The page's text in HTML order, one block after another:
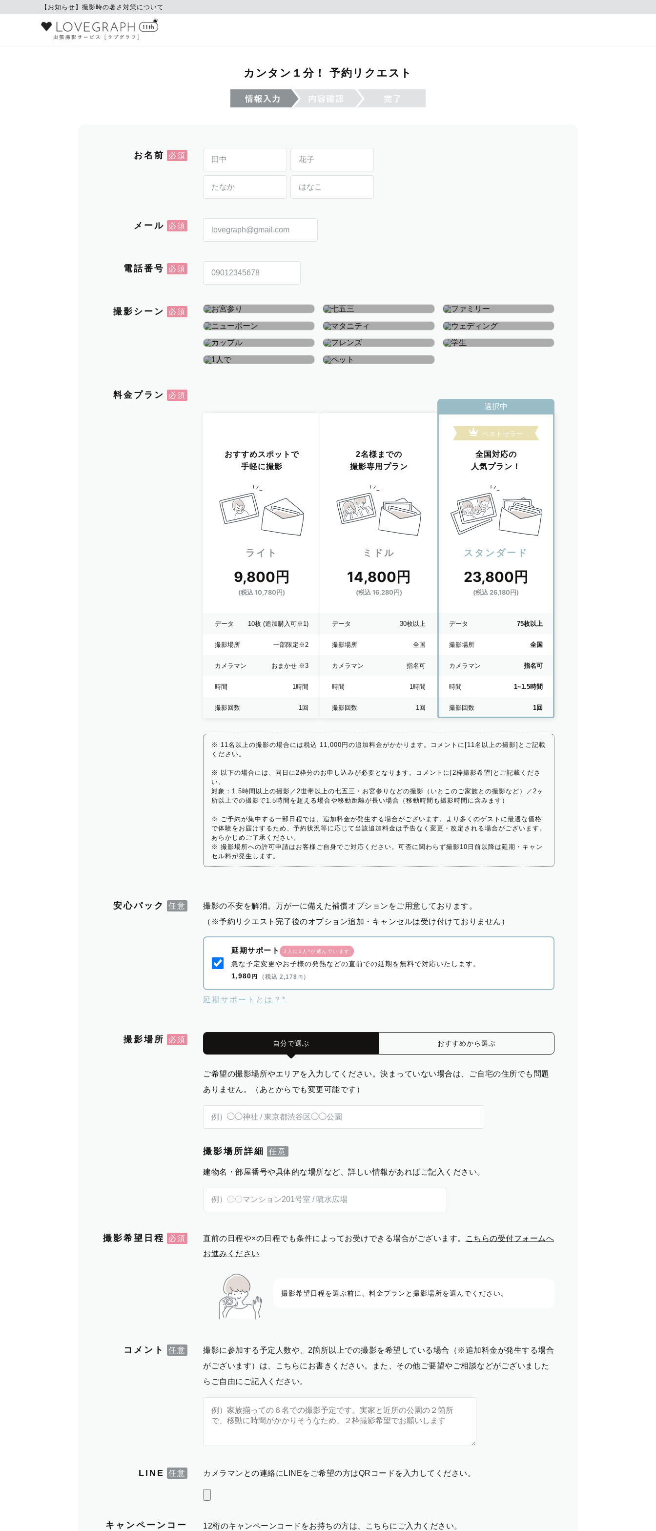
【お知らせ】撮影時の暑さ対策について
カンタン１分！ 予約リクエスト
お名前
メール
電話番号
撮影シーン
お宮参り・お食い初め
七五三
ファミリー
ニューボーン
マタニティ
ウェディング
料金プラン
おすすめスポットで
手軽に撮影
ライト
9,800円
(税込 10,780円)
データ 10枚 (追加購入可※1)
撮影場所 一部限定 ※2
カメラマン おまかせ ※3
時間 1時間
撮影回数 1回
2名様までの
撮影専用プラン
ミドル
14,800円
(税込 16,280円)
データ 30枚以上
撮影場所 全国
カメラマン 指名可
時間 1時間
撮影回数 1回
選択中
ベストセラー
全国対応の
人気プラン！
スタンダード
23,800円
(税込 26,180円)
データ 75枚以上
撮影場所 全国
カメラマン 指名可
時間 1~1.5時間
撮影回数 1回
※ 11名以上の撮影の場合には税込 11,000円の追加料金がかかります。コメントに[11名以上の撮影]とご記載
ください。
※ 以下の場合には、同日に2枠分のお申し込みが必要となります。コメントに[2枠撮影希望]とご記載くださ
い。
対象：1.5時間以上の撮影／2世帯以上の七五三・お宮参りなどの撮影（いとこのご家族との撮影など）／2ヶ
所以上での撮影で1.5時間を超える場合や移動距離が長い場合（移動時間も撮影時間に含みます）
※ ご予約が集中する一部日程では、追加料金が発生する場合がございます。より多くのゲストに最適な価格
で体験をお届けするため、予約状況等に応じて当該追加料金は予告なく変更・改定される場合がございます。
あらかじめご了承ください。
※ 撮影場所への許可申請はお客様ご自身でご対応ください。可否に関わらず撮影10日前以降は延期・キャン
セル料が発生します。
安心パック
撮影の不安を解消。万が一に備えた補償オプションをご用意しております。
（※予約リクエスト完了後のオプション追加・キャンセルは受け付けておりません）
延期サポート 3人に1人*が選んでいます
急な予定変更やお子様の発熱などの直前での延期を無料で対応いたします。
1,980 円 （税込 2,178 円 ）
延期サポートとは？*
撮影場所 自分で選ぶ おすすめから選ぶ
ご希望の撮影場所やエリアを入力してください。決まっていない場合は、ご自宅の住所でも問題
ありません。（あとからでも変更可能です）
撮影場所詳細
建物名・部屋番号や具体的な場所など、詳しい情報があればご記入ください。
撮影希望日程 直前の日程や×の日程でも条件によってお受けできる場合がございます。
こちらの受付フォームへ
お進みください
撮影希望日程を選ぶ前に、料金プランと撮影場所を選んでください。
コメント
撮影に参加する予定人数や、2箇所以上での撮影を希望している場合（※追加料金が発生する場合
がございます）は、こちらにお書きください。また、その他ご要望やご相談などがございました
らご自由にご記入ください。
LINE カメラマンとの連絡にLINEをご希望の方はQRコードを入力してください。
キャンペーンコー 12桁のキャンペーンコードをお持ちの方は、こちらにご入力ください。